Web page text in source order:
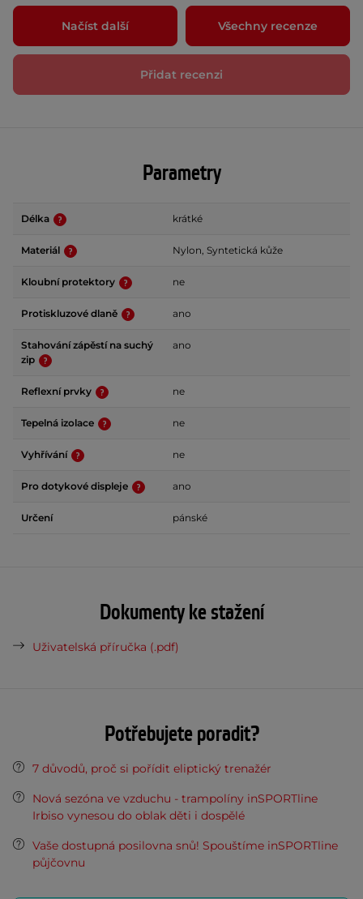
Načíst další Všechny recenze
Přidat recenzi
Parametry
Délka krátké
Materiál Nylon, Syntetická kůže
Kloubní protektory ne
Protiskluzové dlaně ano
Stahování zápěstí na suchý
zip
ano
Reflexní prvky ne
Tepelná izolace ne
Vyhřívání ne
Pro dotykové displeje ano
Určení pánské
Dokumenty ke stažení
Uživatelská příručka (.pdf)
Potřebujete poradit?
7 důvodů, proč si pořídit eliptický trenažér
Nová sezóna ve vzduchu - trampolíny inSPORTline
Irbiso vynesou do oblak děti i dospělé
Vaše dostupná posilovna snů! Spouštíme inSPORTline
půjčovnu